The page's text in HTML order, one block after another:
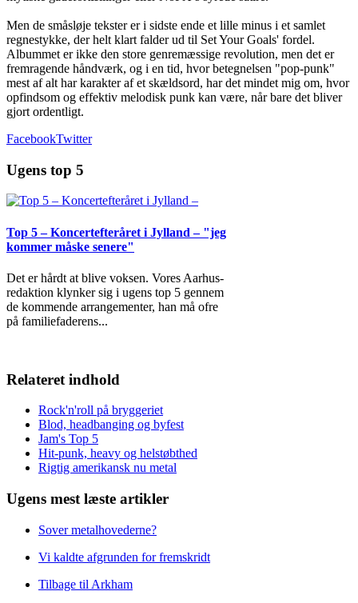
Men de småsløje tekster er i sidste ende et lille minus i et samlet
regnestykke, der helt klart falder ud til Set Your Goals' fordel.
Albummet er ikke den store genremæssige revolution, men det er
fremragende håndværk, og i en tid, hvor betegnelsen "pop-punk"
mest af alt har karakter af et skældsord, har det mindet mig om, hvor
opfindsom og effektiv melodisk punk kan være, når bare det bliver
gjort ordentligt.
FacebookTwitter
Ugens top 5
Top 5 – Koncertefteråret i Jylland – "jeg
kommer måske senere"
Det er hårdt at blive voksen. Vores Aarhus-
redaktion klynker sig i ugens top 5 gennem
de kommende arrangementer, han må ofre
på familiefaderens...
Relateret indhold
Rock'n'roll på bryggeriet
Blod, headbanging og byfest
Jam's Top 5
Hit-punk, heavy og helstøbthed
Rigtig amerikansk nu metal
Ugens mest læste artikler
Sover metalhovederne?
Vi kaldte afgrunden for fremskridt
Tilbage til Arkham